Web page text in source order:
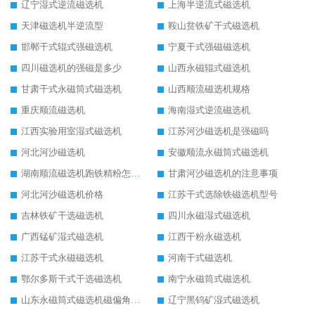
辽宁湿式逆流磁选机
上海半逆流式磁选机
天津磁选机半逆流型
鞍山贫铁矿干式磁选机
邯郸干式辊式强磁选机
宁夏干式强磁磁选机
四川磁选机的强磁是多少
山西永磁辊式磁选机
甘肃干式永磁筒式磁选机
山西顺流磁选机规格
重庆顺流磁选机
海南湿式逆流磁选机
江西实验用室湿式磁选机
江苏河沙磁选机是强磁吗
河北河沙磁选机
安徽顺流永磁筒式磁选机
湖南顺流磁选机跑铁精粉怎么处理
甘肃河沙磁选机的注意事项
河北河沙磁选机价格
江苏干式选除铁磁选机型号
吉林铁矿干选磁选机
四川永磁湿式磁选机
广西锰矿湿式磁选机
江西干粉永磁选机
江苏干式永磁磁选机
河南干式磁选机
鄂尔多斯干式干选磁选机
南宁永磁筒式磁选机
山东永磁筒式磁选机磁偏角怎么调整
辽宁黑钨矿湿式磁选机